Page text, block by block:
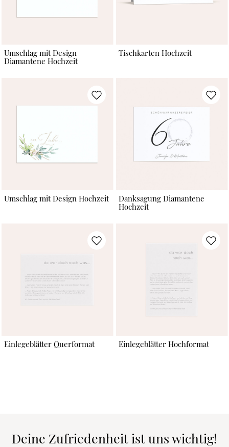
Umschlag mit Design
Diamantene Hochzeit
Tischkarten Hochzeit
Umschlag mit Design Hochzeit
Danksagung Diamantene
Hochzeit
Einlegeblätter Querformat Einlegeblätter Hochformat
Deine Zufriedenheit ist uns wichtig!